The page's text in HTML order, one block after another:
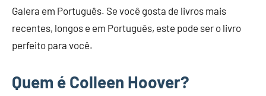
Galera em Português. Se você gosta de livros mais
recentes, longos e em Português, este pode ser o livro
perfeito para você.
Quem é Colleen Hoover?